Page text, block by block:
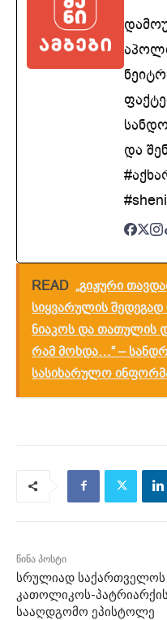
და
READ „გიჟური
სიყვარულის
ნიაკოს და თათულის
რამ მოხდა…“ –
სასიხარულო
წინა პოსტი
სრულიად საქართველოს
კათოლიკოს-პატრიარქის
სააღდგომო ეპისტოლე